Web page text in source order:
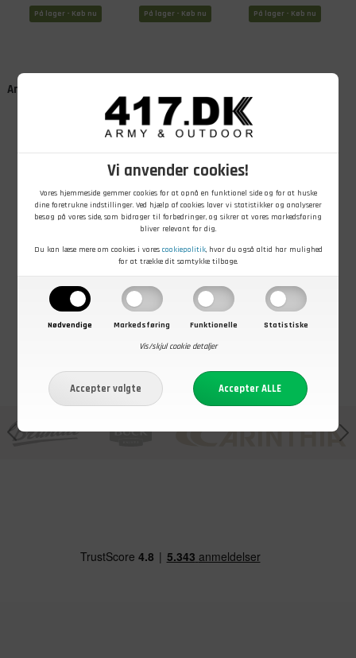
Vi anvender cookies!
Vores hjemmeside gemmer cookies for at opnå en funktionel side og for at huske
dine foretrukne indstillinger. Ved hjælp af cookies laver vi statistikker og analyserer
besøg på vores side, som bidrager til forbedringer, og sikrer at vores markedsføring
bliver relevant for dig.
Du kan læse mere om cookies i vores cookiepolitik, hvor du også altid har mulighed
for at trække dit samtykke tilbage.
Nødvendige Markedsføring Funktionelle
Statistiske
Vis/skjul cookie detaljer
På lager - Køb nu På lager - Køb nu På lager - Køb nu
Andre kunder købte også
fiberpels, Grøn
79,00DKK
balaclava i
bomuld, Sort
med 1 hul, Grøn